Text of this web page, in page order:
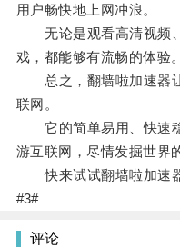
用户畅快地上网冲浪。
无论是观看高清视频、
戏，都能够有流畅的体验。
总之，翻墙啦加速器让
联网。
它的简单易用、快速稳
游互联网，尽情发掘世界
快来试试翻墙啦加速器
#3#
评论